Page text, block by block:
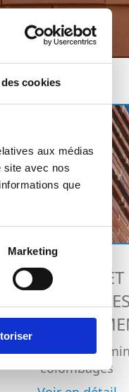
cookies
aux médias
site avec nos
que
Marketing
BRIQUES ET
ACCESSOIRES
pour
colombages